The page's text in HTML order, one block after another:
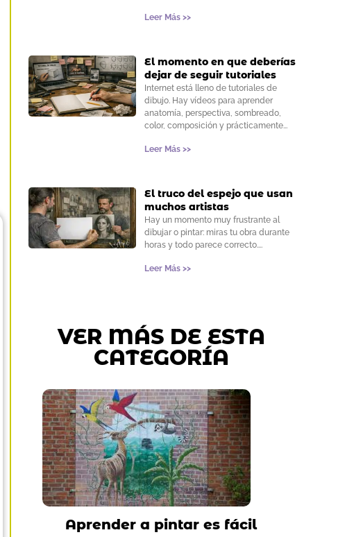
Leer Más >>
El momento en que deberías
dejar de seguir tutoriales
Internet está lleno de tutoriales de
dibujo. Hay vídeos para aprender
anatomía, perspectiva, sombreado,
color, composición y prácticamente
Leer Más >>
El truco del espejo que usan
muchos artistas
Hay un momento muy frustrante al
dibujar o pintar: miras tu obra durante
horas y todo parece correcto.
Leer Más >>
VER MÁS DE ESTA
CATEGORÍA
Aprender a pintar es fácil